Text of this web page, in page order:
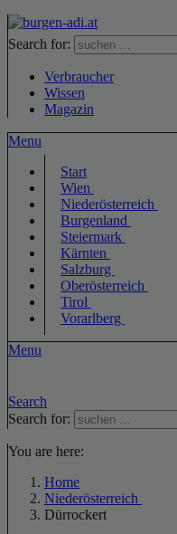
Search for:
Verbraucher
Wissen
Magazin
Menu
Start
Wien
Niederösterreich
Burgenland
Steiermark
Kärnten
Salzburg
Oberösterreich
Tirol
Vorarlberg
Menu
Search
Search for:
You are here:
Home
Niederösterreich
Dürrockert